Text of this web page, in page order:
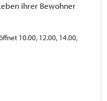
ihrer Bewohner
10.00, 12.00, 14.00,